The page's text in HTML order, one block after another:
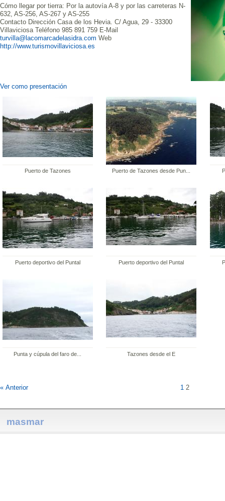
Cómo llegar por tierra: Por la autovía A-8 y por las carreteras N-
632, AS-256, AS-267 y AS-255
Contacto Dirección Casa de los Hevia. C/ Agua, 29 - 33300
Villaviciosa Teléfono 985 891 759 E-Mail
turvilla@lacomarcadelasidra.com Web
http://www.turismovillaviciosa.es
Ver como presentación
Puerto de Tazones Puerto de Tazones desde Pun...
Puerto deportivo del Puntal Puerto deportivo del Puntal
Punta y cúpula del faro de... Tazones desde el E
« Anterior 1 2
masmar